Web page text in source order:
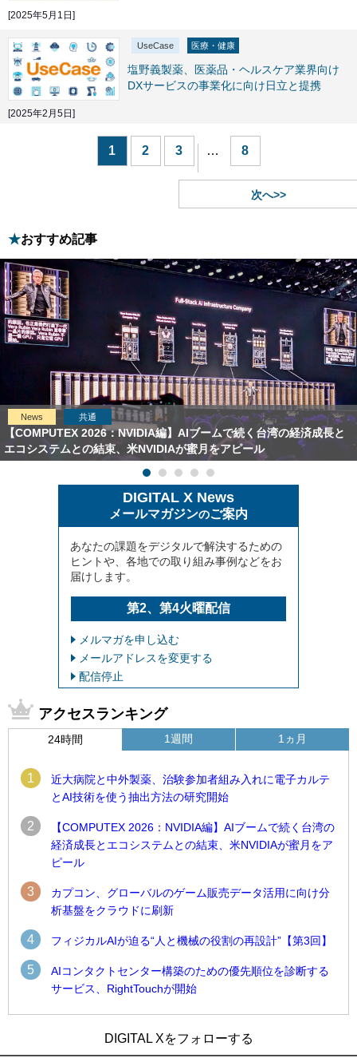
[2025年5月1日]
UseCase 医療・健康
塩野義製薬、医薬品・ヘルスケア業界向け
DXサービスの事業化に向け日立と提携
[2025年2月5日]
1 2 3 … 8
次へ>>
おすすめ記事
News 共通
【COMPUTEX 2026：NVIDIA編】AIブームで続く台湾の経済成長と
エコシステムとの結束、米NVIDIAが蜜月をアピール
DIGITAL X News
メールマガジンのご案内
あなたの課題をデジタルで解決するための
ヒントや、各地での取り組み事例などをお
届けします。
第2、第4火曜配信
メルマガを申し込む
メールアドレスを変更する
配信停止
アクセスランキング
24時間
1
近大病院と中外製薬、治験参加者組み入れに電子カルテ
とAI技術を使う抽出方法の研究開始
2
【COMPUTEX 2026：NVIDIA編】AIブームで続く台湾の
経済成長とエコシステムとの結束、米NVIDIAが蜜月をア
ピール
3
カプコン、グローバルのゲーム販売データ活用に向け分
析基盤をクラウドに刷新
4 フィジカルAIが迫る“人と機械の役割の再設計”【第3回】
5
AIコンタクトセンター構築のための優先順位を診断する
サービス、RightTouchが開始
1週間
技術を使う抽出方法の研究開始
1ヵ月
合基盤を本格稼働DIGITAL Xをフォローする